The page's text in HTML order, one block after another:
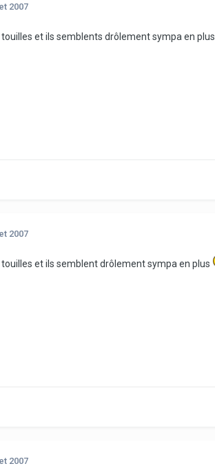
2007
et ils semblents drôlement sympa en plus
2007
et ils semblent drôlement sympa en plus
2007